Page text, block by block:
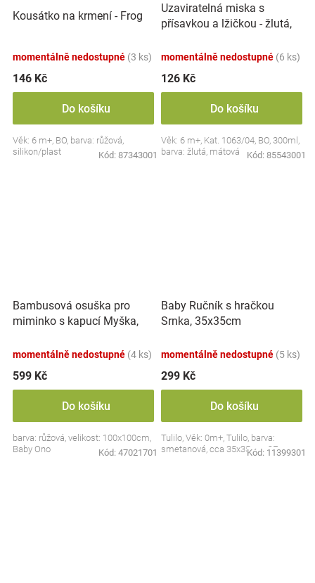
Kousátko na krmení - Frog
momentálně nedostupné (3 ks)
146 Kč
Do košíku
Věk: 6 m+, BO, barva: růžová,
silikon/plast
Kód: 87343001
Uzaviratelná miska s
přísavkou a lžičkou - žlutá,
momentálně nedostupné (6 ks)
126 Kč
Do košíku
Věk: 6 m+, Kat. 1063/04, BO, 300ml,
barva: žlutá, mátová
Kód: 85543001
Bambusová osuška pro
miminko s kapucí Myška,
momentálně nedostupné (4 ks)
599 Kč
Do košíku
barva: růžová, velikost: 100x100cm,
Baby Ono
Kód: 47021701
Baby Ručník s hračkou
Srnka, 35x35cm
momentálně nedostupné (5 ks)
299 Kč
Do košíku
Tulilo, Věk: 0m+, Tulilo, barva:
smetanová, cca 35x35cm, CE
Kód: 11399301